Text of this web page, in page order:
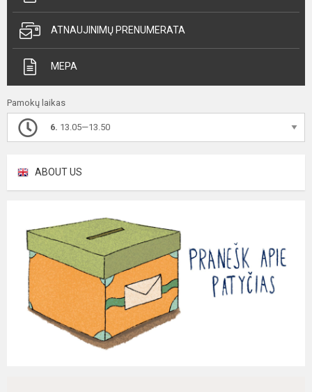
ATNAUJINIMŲ PRENUMERATA
MEPA
Pamokų laikas
6. 13.05—13.50
ABOUT US